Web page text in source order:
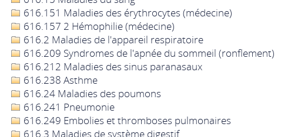
616.151 Maladies des érythrocytes (médecine)
616.157 2 Hémophilie (médecine)
616.2 Maladies de l'appareil respiratoire
616.209 Syndromes de l'apnée du sommeil (ronflement)
616.212 Maladies des sinus paranasaux
616.238 Asthme
616.24 Maladies des poumons
616.241 Pneumonie
616.249 Embolies et thromboses pulmonaires
616.3 Maladies de système digestif